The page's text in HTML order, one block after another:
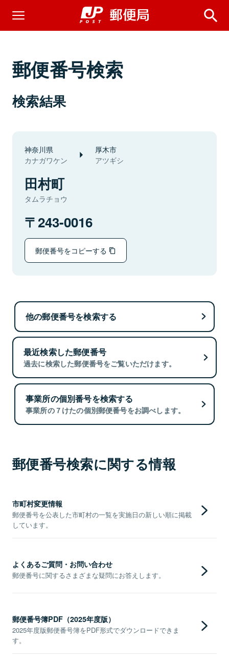
郵便番号検索
検索結果
神奈川県
カナガワケン
厚木市
アツギシ
田村町
タムラチョウ
243-0016
郵便番号をコピーする
他の郵便番号を検索する
最近検索した郵便番号
過去に検索した郵便番号をご覧いただけます。
事業所の個別番号を検索する
事業所の７けたの個別郵便番号をお調べします。
郵便番号検索に関する情報
市町村変更情報
郵便番号を公表した市町村の一覧を実施日の新しい順に掲載
しています。
よくあるご質問・お問い合わせ
郵便番号に関するさまざまな疑問にお答えします。
郵便番号簿PDF（2025年度版）
2025年度版郵便番号簿をPDF形式でダウンロードできま
す。